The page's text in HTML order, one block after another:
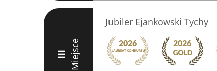
III Miejsce
Jubiler Ejankowski Tychy